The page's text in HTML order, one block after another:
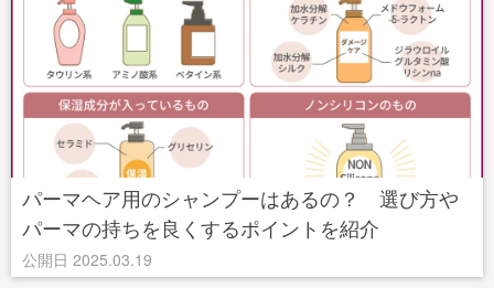
パーマヘア用のシャンプーはあるの？ 選び方や
パーマの持ちを良くするポイントを紹介
公開日 2025.03.19